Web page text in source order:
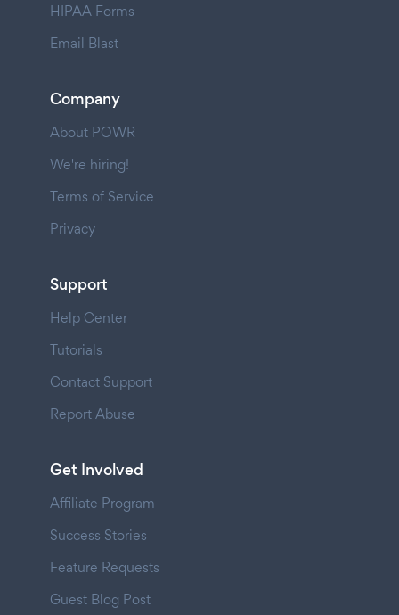
HIPAA Forms
Email Blast
Company
About POWR
We're hiring!
Terms of Service
Privacy
Support
Help Center
Tutorials
Contact Support
Report Abuse
Get Involved
Affiliate Program
Success Stories
Feature Requests
Guest Blog Post